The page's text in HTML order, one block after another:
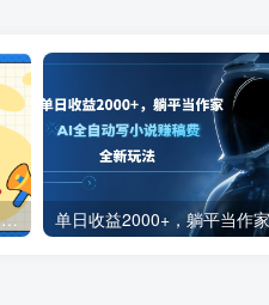
2025最新沙雕动画玩法，AI一键生成，条条原创 轻松破千万播放，单日变现1K+，小白看完就会